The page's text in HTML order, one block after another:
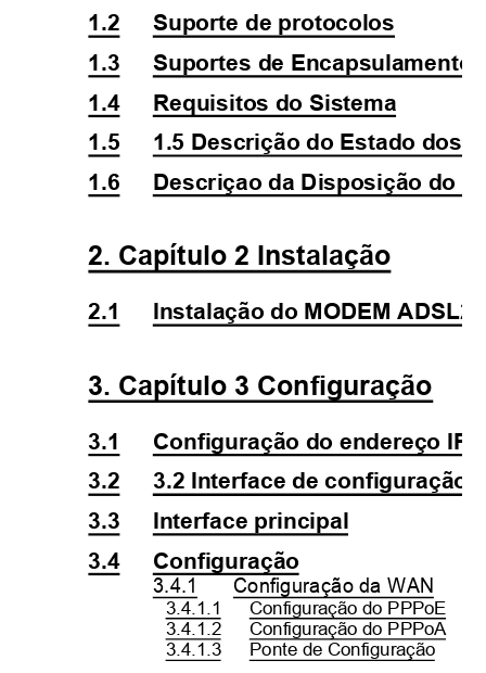
1.2
Suporte de protocolos
1.3
Suportes de Encapsulamento
1.4
Requisitos do Sistema
1.5
1.5 Descrição do Estado dos
1.6
Descriçao da Disposição do
2. Capítulo 2 Instalação
2.1 Instalação do MODEM ADSL2+
3. Capítulo 3 Configuração
3.1
Configuração do endereço IP
3.2
3.2 Interface de configuração
3.3
Interface principal
3.4
Configuração
3.4.1 Configuração da WAN
3.4.1.1
Configuração do PPPoE
3.4.1.2
Configuração do PPPoA
3.4.1.3
Ponte de Configuração